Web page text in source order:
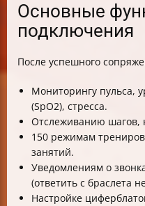
Основные
подключения
После успешного
Мониторингу пульса,
(SpO2), стресса.
Отслеживанию шагов,
150 режимам
занятий.
Уведомлениям о
(ответить с браслета
Настройке